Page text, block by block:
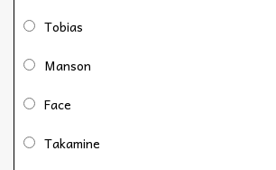
Tobias
Manson
Face
Takamine